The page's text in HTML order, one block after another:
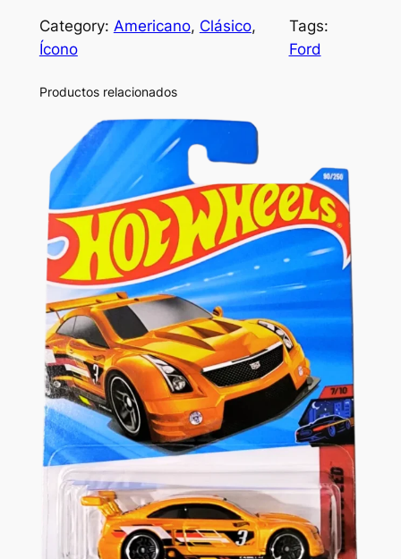
Category: Americano, Clásico
Ícono
Tags:
Ford
Productos relacionados